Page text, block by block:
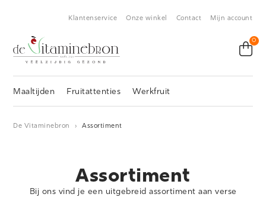
Klantenservice Onze winkel Contact Mijn account
0
Maaltijden Fruitattenties Werkfruit
De Vitaminebron › Assortiment
Assortiment
Bij ons vind je een uitgebreid assortiment aan verse